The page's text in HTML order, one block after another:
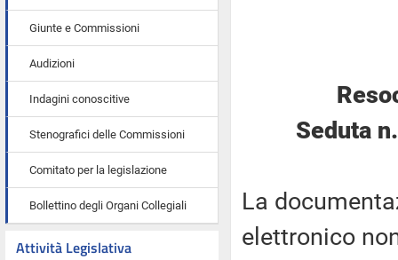
Giunte e Commissioni
Audizioni
Indagini conoscitive
Stenografici delle Commissioni
Comitato per la legislazione
Bollettino degli Organi Collegiali
Attività Legislativa
Seduta
La
elettronico